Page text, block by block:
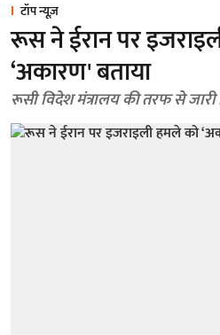
टॉप न्यूज़
रूस ने ईरान पर
‘अकारण' बताया
रूसी विदेश मंत्रालय ‌की तरफ से